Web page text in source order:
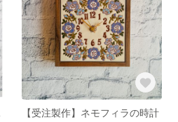
【受注製作】ネモフィラの時計